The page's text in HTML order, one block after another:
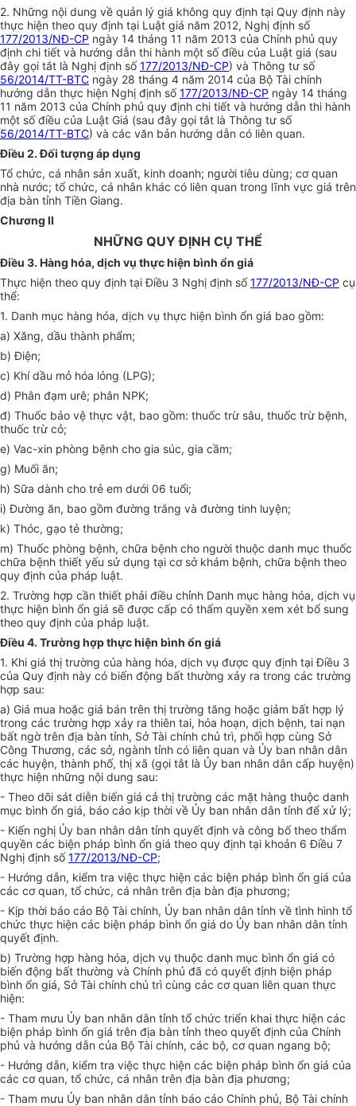
2. Những nội dung về quản lý giá không quy định tại Quy định này
thực hiện theo quy định tại Luật giá năm 2012, Nghị định số
177/2013/NĐ-CP ngày 14 tháng 11 năm 2013 của Chính phủ quy
định chi tiết và hướng dẫn thi hành một số điều của Luật giá (sau
đây gọi tắt là Nghị định số177/2013/NĐ-CP) và Thông tư số
56/2014/TT-BTC ngày 28 tháng 4 năm 2014 của Bộ Tài chính
hướng dẫn thực hiện Nghị định số177/2013/NĐ-CP ngày 14 tháng
11 năm 2013 của Chính phủ quy định chi tiết và hướng dẫn thi hành
một số điều của Luật Giá (sau đây gọi tắt là Thông tư số
56/2014/TT-BTC) và các văn bản hướng dẫn có liên quan.
Điều 2. Đối tượng áp dụng
Tổ chức, cá nhân sản xuất, kinh doanh; người tiêu dùng; cơ quan
nhà nước; tổ chức, cá nhân khác có liên quan trong lĩnh vực giá trên
địa bàn tỉnh Tiền Giang.
Chương II
NHỮNG QUY ĐỊNH CỤ THỂ
Điều 3. Hàng hóa, dịch vụ thực hiện bình ổn giá
Thực hiện theo quy định tại Điều 3 Nghị định số177/2013/NĐ-CP cụ
thể:
1. Danh mục hàng hóa, dịch vụ thực hiện bình ổn giá bao gồm:
a) Xăng, dầu thành phẩm;
b) Điện;
c) Khí dầu mỏ hóa lỏng (LPG);
d) Phân đạm urê; phân NPK;
đ) Thuốc bảo vệ thực vật, bao gồm: thuốc trừ sâu, thuốc trừ bệnh,
thuốc trừ cỏ;
e) Vac-xin phòng bệnh cho gia súc, gia cầm;
g) Muối ăn;
h) Sữa dành cho trẻ em dưới 06 tuổi;
i) Đường ăn, bao gồm đường trắng và đường tinh luyện;
k) Thóc, gạo tẻ thường;
m) Thuốc phòng bệnh, chữa bệnh cho người thuộc danh mục thuốc
chữa bệnh thiết yếu sử dụng tại cơ sở khám bệnh, chữa bệnh theo
quy định của pháp luật.
2. Trường hợp cần thiết phải điều chỉnh Danh mục hàng hóa, dịch vụ
thực hiện bình ổn giá sẽ được cấp có thẩm quyền xem xét bổ sung
theo quy định của pháp luật.
Điều 4. Trường hợp thực hiện bình ổn giá
1. Khi giá thị trường của hàng hóa, dịch vụ được quy định tại Điều 3
của Quy định này có biến động bất thường xảy ra trong các trường
hợp sau:
a) Giá mua hoặc giá bán trên thị trường tăng hoặc giảm bất hợp lý
trong các trường hợp xảy ra thiên tai, hỏa hoạn, dịch bệnh, tai nạn
bất ngờ trên địa bàn tỉnh, Sở Tài chính chủ trì, phối hợp cùng Sở
Công Thương, các sở, ngành tỉnh có liên quan và Ủy ban nhân dân
các huyện, thành phố, thị xã (gọi tắt là Ủy ban nhân dân cấp huyện)
thực hiện những nội dung sau:
- Theo dõi sát diễn biến giá cả thị trường các mặt hàng thuộc danh
mục bình ổn giá, báo cáo kịp thời về Ủy ban nhân dân tỉnh để xử lý;
- Kiến nghị Ủy ban nhân dân tỉnh quyết định và công bố theo thẩm
quyền các biện pháp bình ổn giá theo quy định tại khoản 6 Điều 7
Nghị định số177/2013/NĐ-CP;
- Hướng dẫn, kiểm tra việc thực hiện các biện pháp bình ổn giá của
các cơ quan, tổ chức, cá nhân trên địa bàn địa phương;
- Kịp thời báo cáo Bộ Tài chính, Ủy ban nhân dân tỉnh về tình hình tổ
chức thực hiện các biện pháp bình ổn giá do Ủy ban nhân dân tỉnh
quyết định.
b) Trường hợp hàng hóa, dịch vụ thuộc danh mục bình ổn giá có
biến động bất thường và Chính phủ đã có quyết định biện pháp
bình ổn giá, Sở Tài chính chủ trì cùng các cơ quan liên quan thực
hiện:
- Tham mưu Ủy ban nhân dân tỉnh tổ chức triển khai thực hiện các
biện pháp bình ổn giá trên địa bàn tỉnh theo quyết định của Chính
phủ và hướng dẫn của Bộ Tài chính, các bộ, cơ quan ngang bộ;
- Hướng dẫn, kiểm tra việc thực hiện các biện pháp bình ổn giá của
các cơ quan, tổ chức, cá nhân trên địa bàn địa phương;
- Tham mưu Ủy ban nhân dân tỉnh báo cáo Chính phủ, Bộ Tài chính